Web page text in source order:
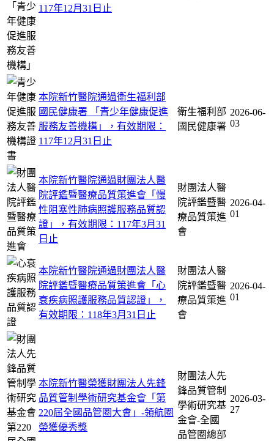
117年12月31日止
本院新竹醫院通過衛生福利部
國民健康署 「青少年健康促進
服務友善機構」，有效期限：
117年12月31日止
衛生福利部
國民健康署
2026-06-
03
本院新竹醫院通過財團法人醫
院評鑑暨醫療品質策進會「慢
性阻塞性肺病照護服務品質認
證」，有效期限：117年3月31
日止
財團法人醫
院評鑑暨醫
療品質策進
會
2026-04-
01
本院新竹醫院通過財團法人醫
院評鑑暨醫療品質策進會「心
衰疾病照護服務品質認證」，
有效期限：118年3月31日止
財團法人醫
院評鑑暨醫
療品質策進
會
2026-04-
01
本院新竹醫榮獲財團法人先鋒
品質管制學術研究基金會「第
220屆全國品管圈大會」-領航圈
榮獲優秀獎
財團法人先
鋒品質管制
學術研究基
金會-全國
品管圈總部
2026-03-
27